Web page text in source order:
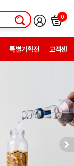
0
특별기획전 고객센터